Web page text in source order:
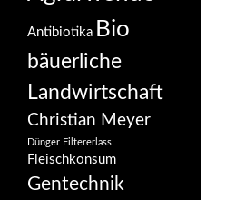
Antibiotika Bio
bäuerliche
Landwirtschaft
Christian Meyer
Dünger Filtererlass
Fleischkonsum
Gentechnik